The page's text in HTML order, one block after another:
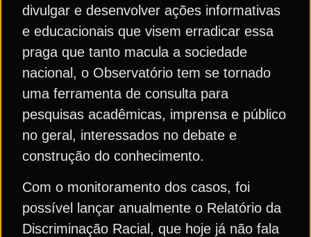
divulgar e desenvolver ações informativas
e educacionais que visem erradicar essa
praga que tanto macula a sociedade
nacional, o Observatório tem se tornado
uma ferramenta de consulta para
pesquisas acadêmicas, imprensa e público
no geral, interessados no debate e
construção do conhecimento.
Com o monitoramento dos casos, foi
possível lançar anualmente o Relatório da
Discriminação Racial, que hoje já não fala